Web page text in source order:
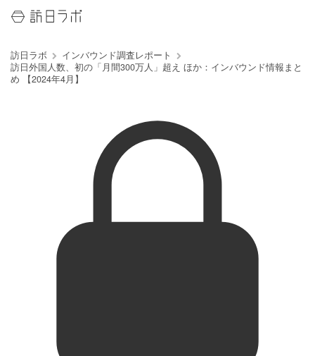
訪日ラボ
インバウンド調査レポート
訪日外国人数、初の「月間300万人」超え ほか：インバウンド情報まと
め 【2024年4月】